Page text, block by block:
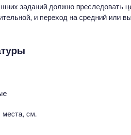
заданий должно преследовать
и переход на средний или
см.